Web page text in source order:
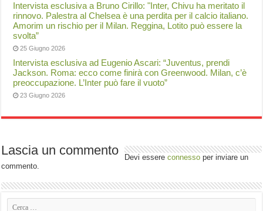
Intervista esclusiva a Bruno Cirillo: "Inter, Chivu ha meritato il
rinnovo. Palestra al Chelsea è una perdita per il calcio italiano.
Amorim un rischio per il Milan. Reggina, Lotito può essere la
svolta”
25 Giugno 2026
Intervista esclusiva ad Eugenio Ascari: “Juventus, prendi
Jackson. Roma: ecco come finirà con Greenwood. Milan, c’è
preoccupazione. L’Inter può fare il vuoto”
23 Giugno 2026
Lascia un commento Devi essereconnesso per inviare un
commento.